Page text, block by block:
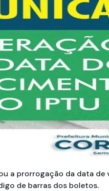
a prorrogação da data de
de barras dos boletos.